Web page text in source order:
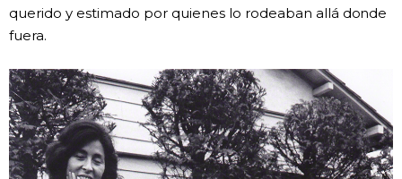
querido y estimado por quienes lo rodeaban allá donde
fuera.